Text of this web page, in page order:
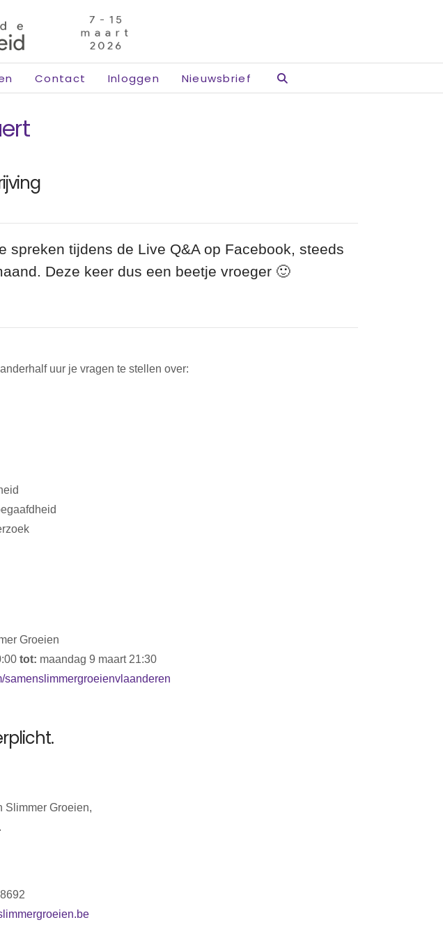
Contact Inloggen Nieuwsbrief
spreken tijdens de Live Q&A op Facebook, steeds
Deze keer dus een beetje vroeger 🙂
uur je vragen te stellen over:
Groeien
tot: maandag 9 maart 21:30
samenslimmergroeienvlaanderen
Slimmer Groeien,